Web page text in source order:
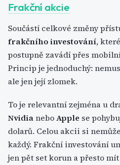
Frakční akcie
Součástí celkové změny
frakčního investování,
postupně zavádí přes
Princip je jednoduchý:
ale jen její zlomek.
To je relevantní zejména u
NvidianeboApple se
dolarů. Celou akcii si
každý. Frakční investování
jen pět set korun a přesto